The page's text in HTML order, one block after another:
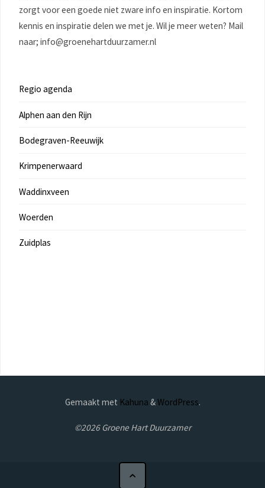
zorgt voor een goede niet zware info en inspiratie. Kortom
kennis en inspiratie delen we met je. Wil je meer weten? Mail
naar; info@groenehartduurzamer.nl
Regio agenda
Alphen aan den Rijn
Bodegraven-Reeuwijk
Krimpenerwaard
Waddinxveen
Woerden
Zuidplas
Gemaakt met Kahuna &WordPress.
©2026 Groene Hart Duurzamer